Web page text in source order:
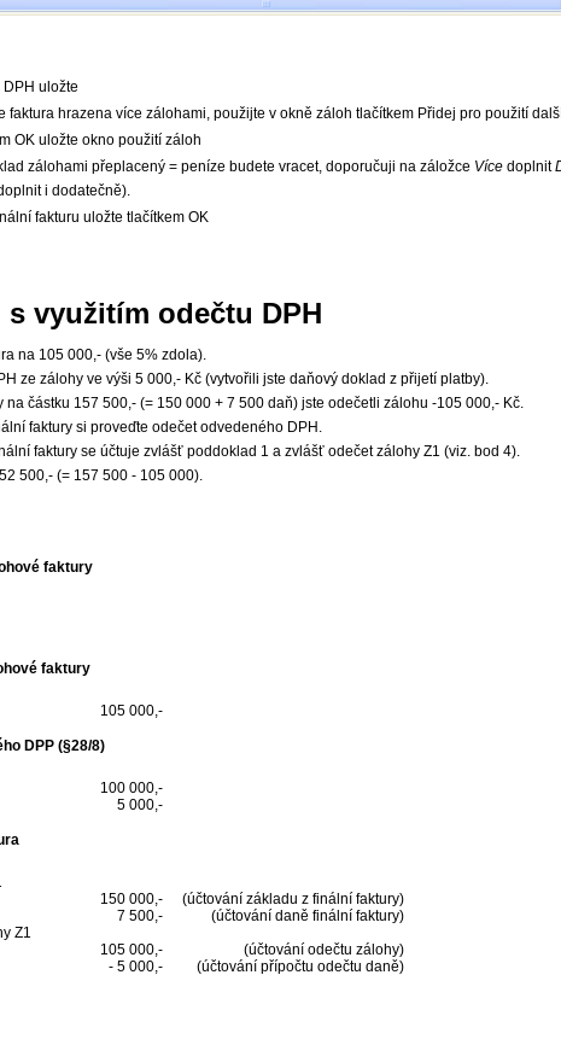
DPH uložte
faktura hrazena více zálohami, použijte v okně záloh tlačítkem Přidej pro použití
OK uložte okno použití záloh
zálohami přeplacený = peníze budete vracet, doporučuji na záložce Více doplnit
i dodatečně).
fakturu uložte tlačítkem OK
s využitím odečtu DPH
na 105 000,- (vše 5% zdola).
ze zálohy ve výši 5 000,- Kč (vytvořili jste daňový doklad z přijetí platby).
na částku 157 500,- (= 150 000 + 7 500 daň) jste odečetli zálohu -105 000,- Kč.
faktury si proveďte odečet odvedeného DPH.
faktury se účtuje zvlášť poddoklad 1 a zvlášť odečet zálohy Z1 (viz. bod 4).
500,- (= 157 500 - 105 000).
faktury
faktury
105 000,-
DPP (§28/8)
100 000,-
5 000,-
150 000,-
(účtování základu z finální faktury)
7 500,-
(účtování daně finální faktury)
Z1
105 000,-
(účtování odečtu zálohy)
- 5 000,- (účtování přípočtu odečtu daně)